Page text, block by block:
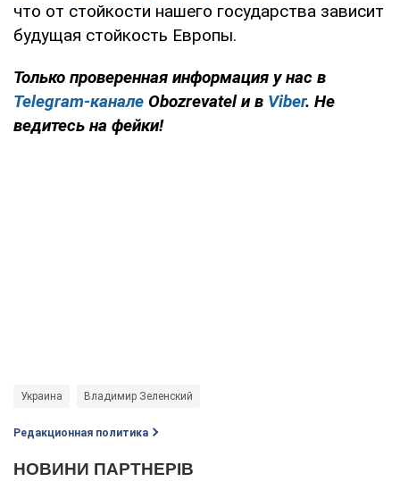
что от стойкости нашего государства зависит
будущая стойкость Европы.
Только проверенная информация у нас в
Telegram-канале Obozrevatel и в Viber. Не
ведитесь на фейки!
Украина Владимир Зеленский
Редакционная политика